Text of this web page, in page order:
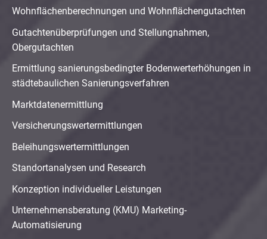
Wohnflächenberechnungen und Wohnflächengutachten
Gutachtenüberprüfungen und Stellungnahmen,
Obergutachten
Ermittlung sanierungsbedingter Bodenwerterhöhungen in
städtebaulichen Sanierungsverfahren
Marktdatenermittlung
Versicherungswertermittlungen
Beleihungswertermittlungen
Standortanalysen und Research
Konzeption individueller Leistungen
Unternehmensberatung (KMU) Marketing-
Automatisierung